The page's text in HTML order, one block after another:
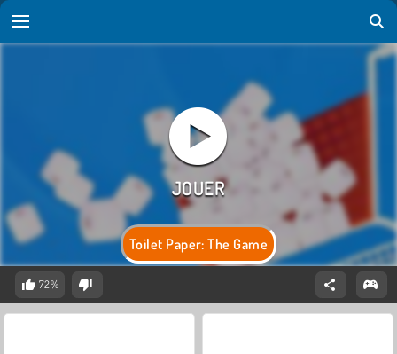
Toilet Paper: The Game
72%